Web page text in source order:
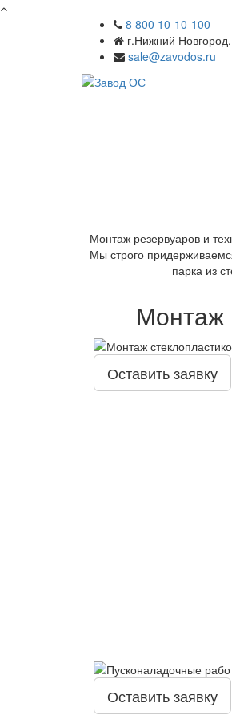
8 800 10-10-100
г.Нижний
sale@zavodos.ru
Монтаж резервуаров и
Мы строго
парка из
Монтаж
Оставить заявку
Оставить заявку